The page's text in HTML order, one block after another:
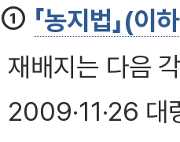
① 「농지법」(
재배지는 다음
2009·11·26